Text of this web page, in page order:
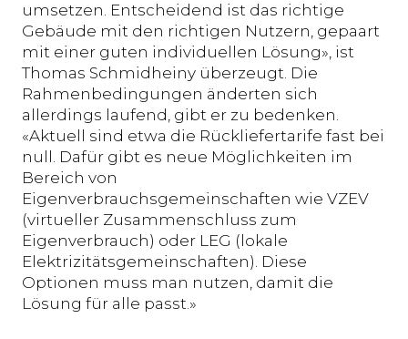
umsetzen. Entscheidend ist das richtige
Gebäude mit den richtigen Nutzern, gepaart
mit einer guten individuellen Lösung», ist
Thomas Schmidheiny überzeugt. Die
Rahmenbedingungen änderten sich
allerdings laufend, gibt er zu bedenken.
«Aktuell sind etwa die Rückliefertarife fast bei
null. Dafür gibt es neue Möglichkeiten im
Bereich von
Eigenverbrauchsgemeinschaften wie VZEV
(virtueller Zusammenschluss zum
Eigenverbrauch) oder LEG (lokale
Elektrizitätsgemeinschaften). Diese
Optionen muss man nutzen, damit die
Lösung für alle passt.»